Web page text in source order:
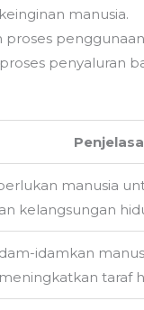
manusia.
proses
penyaluran
manusia
kelangsungan
idamkan
taraf